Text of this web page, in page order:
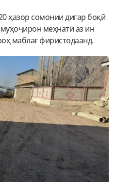
ҳазор сомонии дигар боқӣ
меҳнатӣ аз ин
маблағ фиристодаанд.